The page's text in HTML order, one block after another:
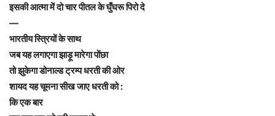
इसकी आत्मा में दो चार पीतल के घुँघरू पिरो दे
—
भारतीय स्त्रियों के साथ
जब यह लगाएगा झाड़ू मारेगा पोंछा
तो झुकेगा डोनाल्ड ट्रम्प धरती की ओर
शायद यह चूमना सीख जाए धरती को :
कि एक बार